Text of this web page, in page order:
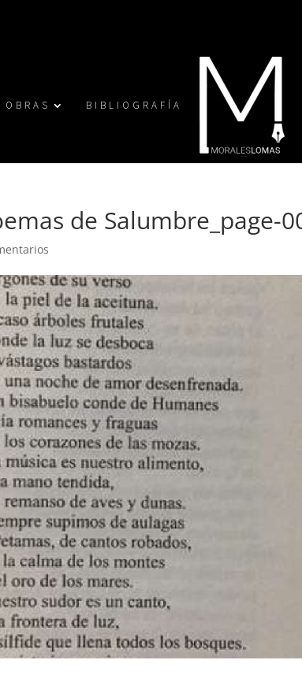
OBRAS BIBLIOGRAFÍA
de Salumbre_page-